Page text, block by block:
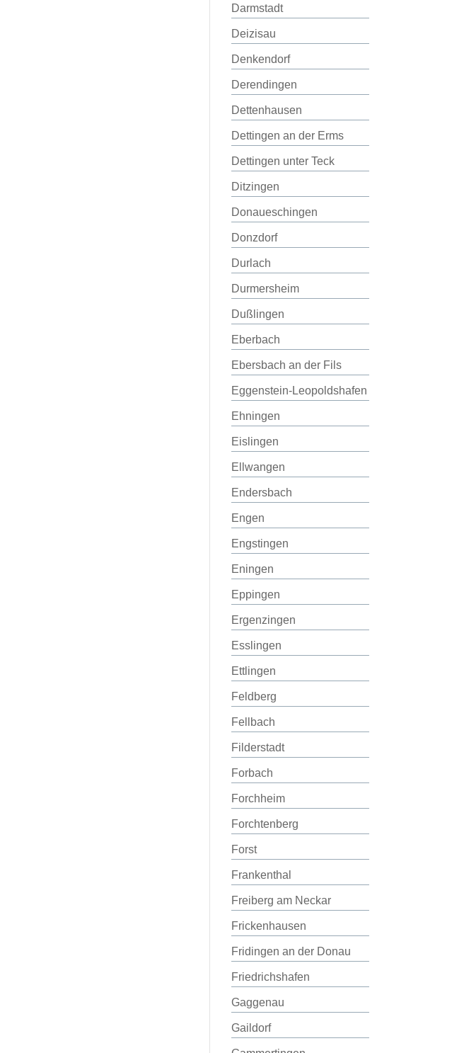
Darmstadt
Deizisau
Denkendorf
Derendingen
Dettenhausen
Dettingen an der Erms
Dettingen unter Teck
Ditzingen
Donaueschingen
Donzdorf
Durlach
Durmersheim
Dußlingen
Eberbach
Ebersbach an der Fils
Eggenstein-Leopoldshafen
Ehningen
Eislingen
Ellwangen
Endersbach
Engen
Engstingen
Eningen
Eppingen
Ergenzingen
Esslingen
Ettlingen
Feldberg
Fellbach
Filderstadt
Forbach
Forchheim
Forchtenberg
Forst
Frankenthal
Freiberg am Neckar
Frickenhausen
Fridingen an der Donau
Friedrichshafen
Gaggenau
Gaildorf